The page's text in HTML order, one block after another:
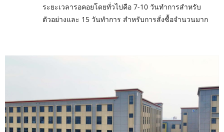
ระยะเวลารอคอยโดยทั่วไปคือ 7-10 วันทำการสำหรับ
ตัวอย่างและ 15 วันทำการ สำหรับการสั่งซื้อจำนวนมาก